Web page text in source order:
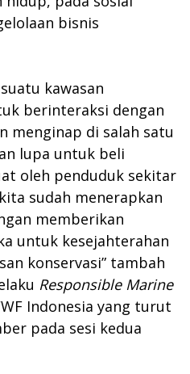
bisnis
kawasan
berinteraksi dengan
menginap di salah satu
lupa untuk beli
oleh penduduk sekitar
sudah menerapkan
memberikan
untuk kesejahterahan
konservasi” tambah
Responsible Marine
Indonesia yang turut
pada sesi kedua